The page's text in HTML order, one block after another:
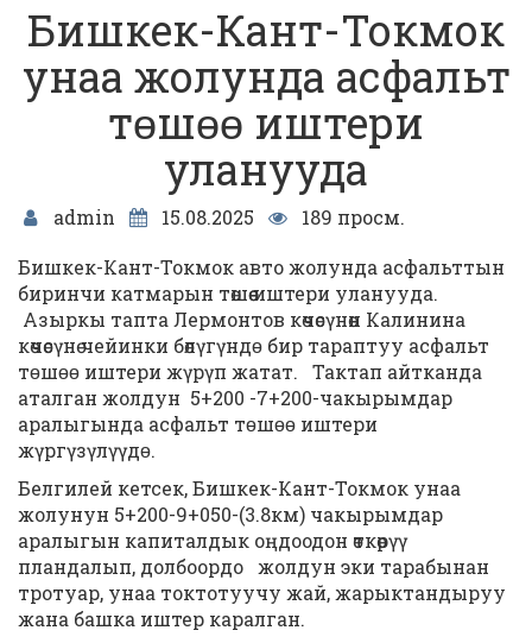
Бишкек-Кант-Токмок
унаа жолунда асфальт
тɵшɵɵ иштери
уланууда
admin 15.08.2025
189 просм.
Бишкек-Кант-Токмок авто жолунда асфальттын
биринчи катмарын төшөө иштери уланууда.
Азыркы тапта Лермонтов көчөсүнөн Калинина
көчөсүнө чейинки бөлүгүндɵ бир тараптуу асфальт
тɵшɵɵ иштери жүрүп жатат. Тактап айтканда
аталган жолдун 5+200 -7+200-чакырымдар
аралыгында асфальт тɵшɵɵ иштери
жүргүзүлүүдɵ.
Белгилей кетсек, Бишкек-Кант-Токмок унаа
жолунун 5+200-9+050-(3.8км) чакырымдар
аралыгын капиталдык оңдоодон өткөрүү
пландалып, долбоордо жолдун эки тарабынан
тротуар, унаа токтотуучу жай, жарыктандыруу
жана башка иштер каралган.